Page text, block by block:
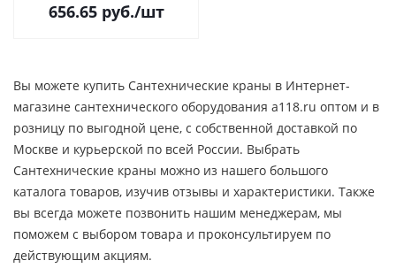
656.65руб./шт
Вы можете купить Сантехнические краны в Интернет-
магазине сантехнического оборудования a118.ru оптом и в
розницу по выгодной цене, c собственной доставкой по
Москве и курьерской по всей России. Выбрать
Сантехнические краны можно из нашего большого
каталога товаров, изучив отзывы и характеристики. Также
вы всегда можете позвонить нашим менеджерам, мы
поможем с выбором товара и проконсультируем по
действующим акциям.